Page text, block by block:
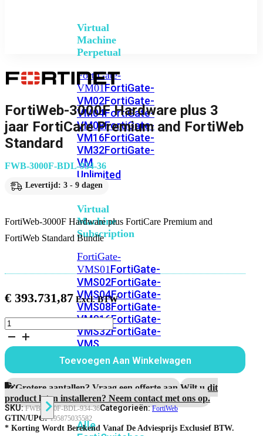
Virtual
Machine
Perpetual
FortiGate-
VM01FortiGate-
VM02FortiGate-
VM04FortiGate-
VM08FortiGate-
VM16FortiGate-
VM32FortiGate-
VM
Unlimited
Virtual
Machine
Subscription
FortiGate-
VMS01FortiGate-
VMS02FortiGate-
VMS04FortiGate-
VMS08FortiGate-
VMS16FortiGate-
VMS32FortiGate-
VMS
Unlimited
Switch
Alle
FortiWeb-3000F Hardware plus 3
jaar FortiCare Premium and FortiWeb
Standard
FWB-3000F-BDL-934-36
Levertijd: 3 - 9 dagen
FortiWeb-3000F Hardware plus FortiCare Premium and
FortiWeb Standard Bundle
€ 393.731,87
FortiWeb-
3000F
Hardware
plus
3
jaar
FortiCare
Premium
and
FortiWeb
Standard
Toevoegen Aan Winkelwagen
Grotere aantallen? Vraag een offerte aan.Wilt u dit
product laten installeren? Neem contact met ons op.
SKU:FWB-3000F-BDL-934-36Categorieën:FortiWeb
GTIN/UPC:195875035582
* Korting Wordt Berekend Vanaf De Adviesprijs Exclusief BTW.